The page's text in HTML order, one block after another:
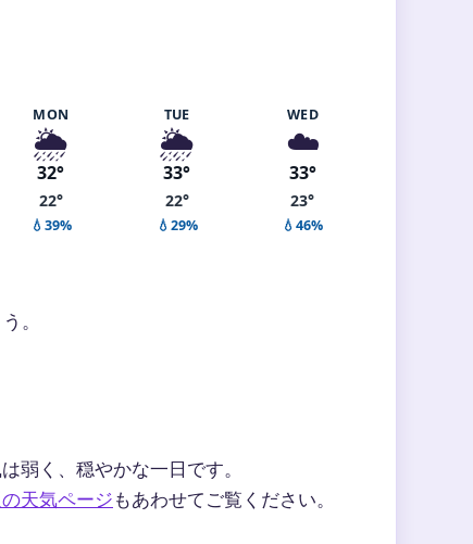
MON
🌦️
32°
22°
💧39%
TUE
🌦️
33°
22°
💧29%
WED
☁️
33°
23°
💧46%
。
弱く、穏やかな一日です。
天気ページもあわせてご覧ください。